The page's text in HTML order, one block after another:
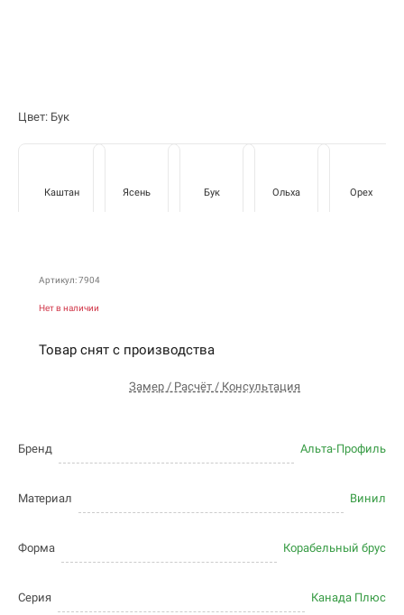
Цвет: Бук
Каштан Ясень Бук Ольха Орех
Артикул: 7904
Нет в наличии
Товар снят с производства
Замер / Расчёт / Консультация
Бренд Альта-Профиль
Материал Винил
Форма Корабельный брус
Серия Канада Плюс